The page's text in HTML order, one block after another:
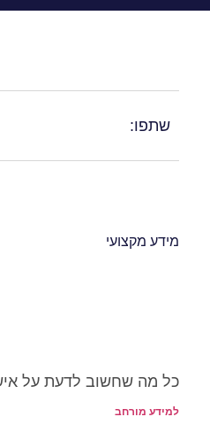
שחשוב לדעת על אישור הסכם